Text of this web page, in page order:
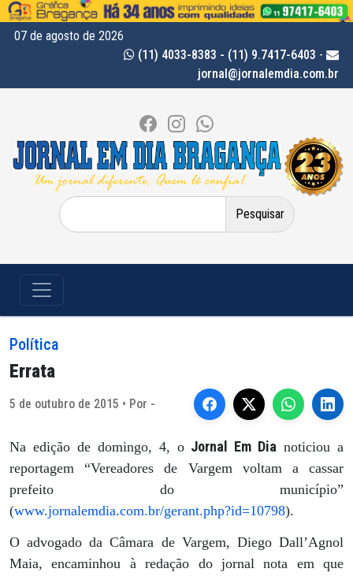
07 de agosto de 2026
(11) 4033-8383 - (11) 9.7417-6403 -
jornal@jornalemdia.com.br
Pesquisar
por:
Política
Errata
5 de outubro de 2015 • Por -
Na edição de domingo, 4, o Jornal Em Dia noticiou a
reportagem “Vereadores de Vargem voltam a cassar
prefeito do município”
(www.jornalemdia.com.br/gerant.php?id=10798).
O advogado da Câmara de Vargem, Diego Dall’Agnol
Maia, encaminhou à redação do jornal nota em que